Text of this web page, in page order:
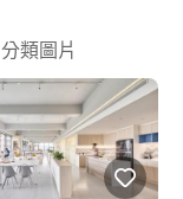
分類圖片